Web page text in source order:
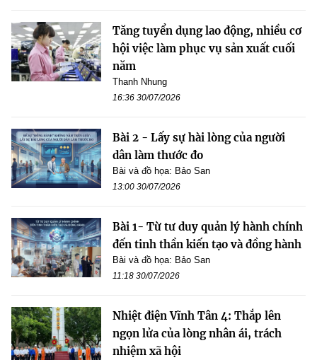
Tăng tuyển dụng lao động, nhiều cơ
hội việc làm phục vụ sản xuất cuối
năm
Thanh Nhung
16:36 30/07/2026
Bài 2 - Lấy sự hài lòng của người
dân làm thước đo
Bài và đồ họa: Bảo San
13:00 30/07/2026
Bài 1- Từ tư duy quản lý hành chính
đến tinh thần kiến tạo và đồng hành
Bài và đồ họa: Bảo San
11:18 30/07/2026
Nhiệt điện Vĩnh Tân 4: Thắp lên
ngọn lửa của lòng nhân ái, trách
nhiệm xã hội